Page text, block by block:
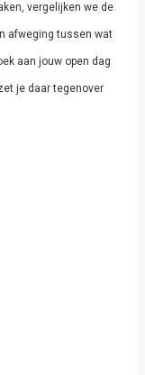
vergelijken we de
afweging tussen wat
aan jouw open dag
je daar tegenover